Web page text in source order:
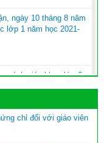
ngày 10 tháng 8 năm
lớp 1 năm học 2021-
sách giáo khoa lớp 6
nhà khuyến học cho
chỉ đối với giáo viên